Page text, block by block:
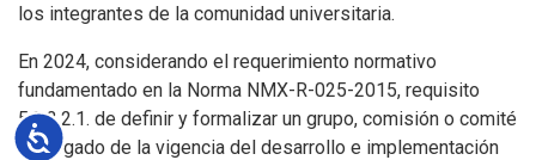
Accesibilidad
los integrantes de la comunidad universitaria.
En 2024, considerando el requerimiento normativo
fundamentado en la Norma NMX-R-025-2015, requisito
5.3.3.2.1. de definir y formalizar un grupo, comisión o comité
encargado de la vigencia del desarrollo e implementación